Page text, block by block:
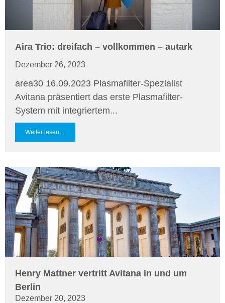
Aira Trio: dreifach – vollkommen – autark
Dezember 26, 2023
area30 16.09.2023 Plasmafilter-Spezialist
Avitana präsentiert das erste Plasmafilter-
System mit integriertem...
Weiter lesen ...
Henry Mattner vertritt Avitana in und um
Berlin
Dezember 20, 2023